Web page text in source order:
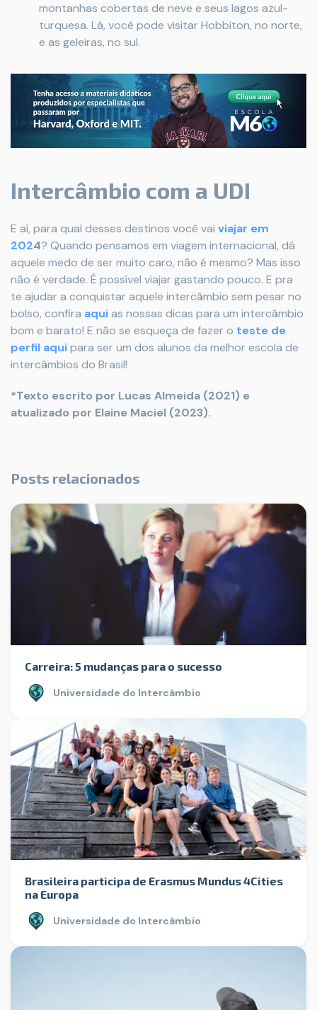
montanhas cobertas de neve e seus lagos azul-
turquesa. Lá, você pode visitar Hobbiton, no norte,
e as geleiras, no sul.
Intercâmbio com a UDI
E aí, para qual desses destinos você vai viajar em
2024? Quando pensamos em viagem internacional, dá
aquele medo de ser muito caro, não é mesmo? Mas isso
não é verdade. É possível viajar gastando pouco. E pra
te ajudar a conquistar aquele intercâmbio sem pesar no
bolso, confira aquias nossas dicas para um intercâmbio
bom e barato! E não se esqueça de fazer o teste de
perfil aquipara ser um dos alunos da melhor escola de
intercâmbios do Brasil!
*Texto escrito por Lucas Almeida (2021) e
atualizado por Elaine Maciel (2023).
Posts relacionados
Carreira: 5 mudanças para o sucesso
Universidade do Intercâmbio
Brasileira participa de Erasmus Mundus 4Cities
na Europa
Universidade do Intercâmbio